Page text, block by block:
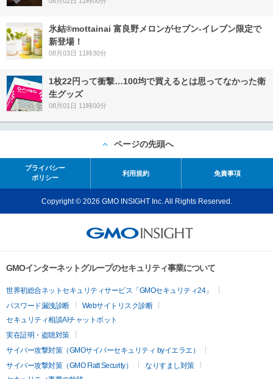
氷結®mottainai 富良野メロンがセブン‐イレブン限定で
新登場！
08月03日 11時30分
1枚22円って衝撃…100均で買えるとは思ってなかった衛
生グッズ
08月01日 11時00分
ページの先頭へ
プライバシー
ポリシー
利用規約 免責事項
Copyright © 2026 GMO INSIGHT Inc. All Rights Reserved.
GMOインターネットグループのセキュリティ事業について
世界初総合ネットセキュリティサービス「GMOセキュリティ24」
パスワード漏洩診断
Webサイトリスク診断
セキュリティ相談AIチャットボット
実在証明・盗聴対策
サイバー攻撃対策（GMOサイバーセキュリティ byイエラエ）
サイバー攻撃対策（GMO Flatt Security）
なりすまし対策